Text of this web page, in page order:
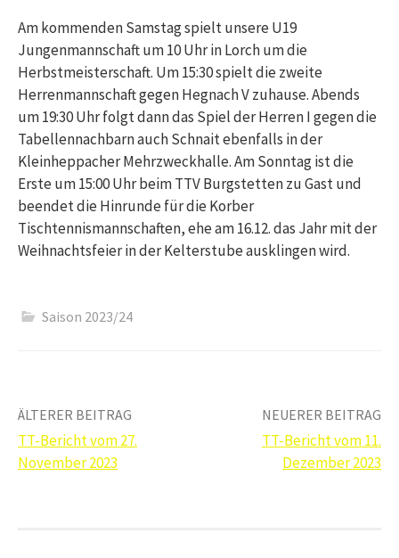
Am kommenden Samstag spielt unsere U19
Jungenmannschaft um 10 Uhr in Lorch um die
Herbstmeisterschaft. Um 15:30 spielt die zweite
Herrenmannschaft gegen Hegnach V zuhause. Abends
um 19:30 Uhr folgt dann das Spiel der Herren I gegen die
Tabellennachbarn auch Schnait ebenfalls in der
Kleinheppacher Mehrzweckhalle. Am Sonntag ist die
Erste um 15:00 Uhr beim TTV Burgstetten zu Gast und
beendet die Hinrunde für die Korber
Tischtennismannschaften, ehe am 16.12. das Jahr mit der
Weihnachtsfeier in der Kelterstube ausklingen wird.
Saison 2023/24
Beitrags-
Navigation
ÄLTERER BEITRAG
TT-Bericht vom 27.
November 2023
NEUERER BEITRAG
TT-Bericht vom 11.
Dezember 2023